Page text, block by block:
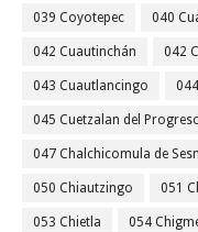
039 Coyotepec 040
042 Cuautinchán 042
043 Cuautlancingo
045 Cuetzalan del
047 Chalchicomula de
050 Chiautzingo 051
053 Chietla 054